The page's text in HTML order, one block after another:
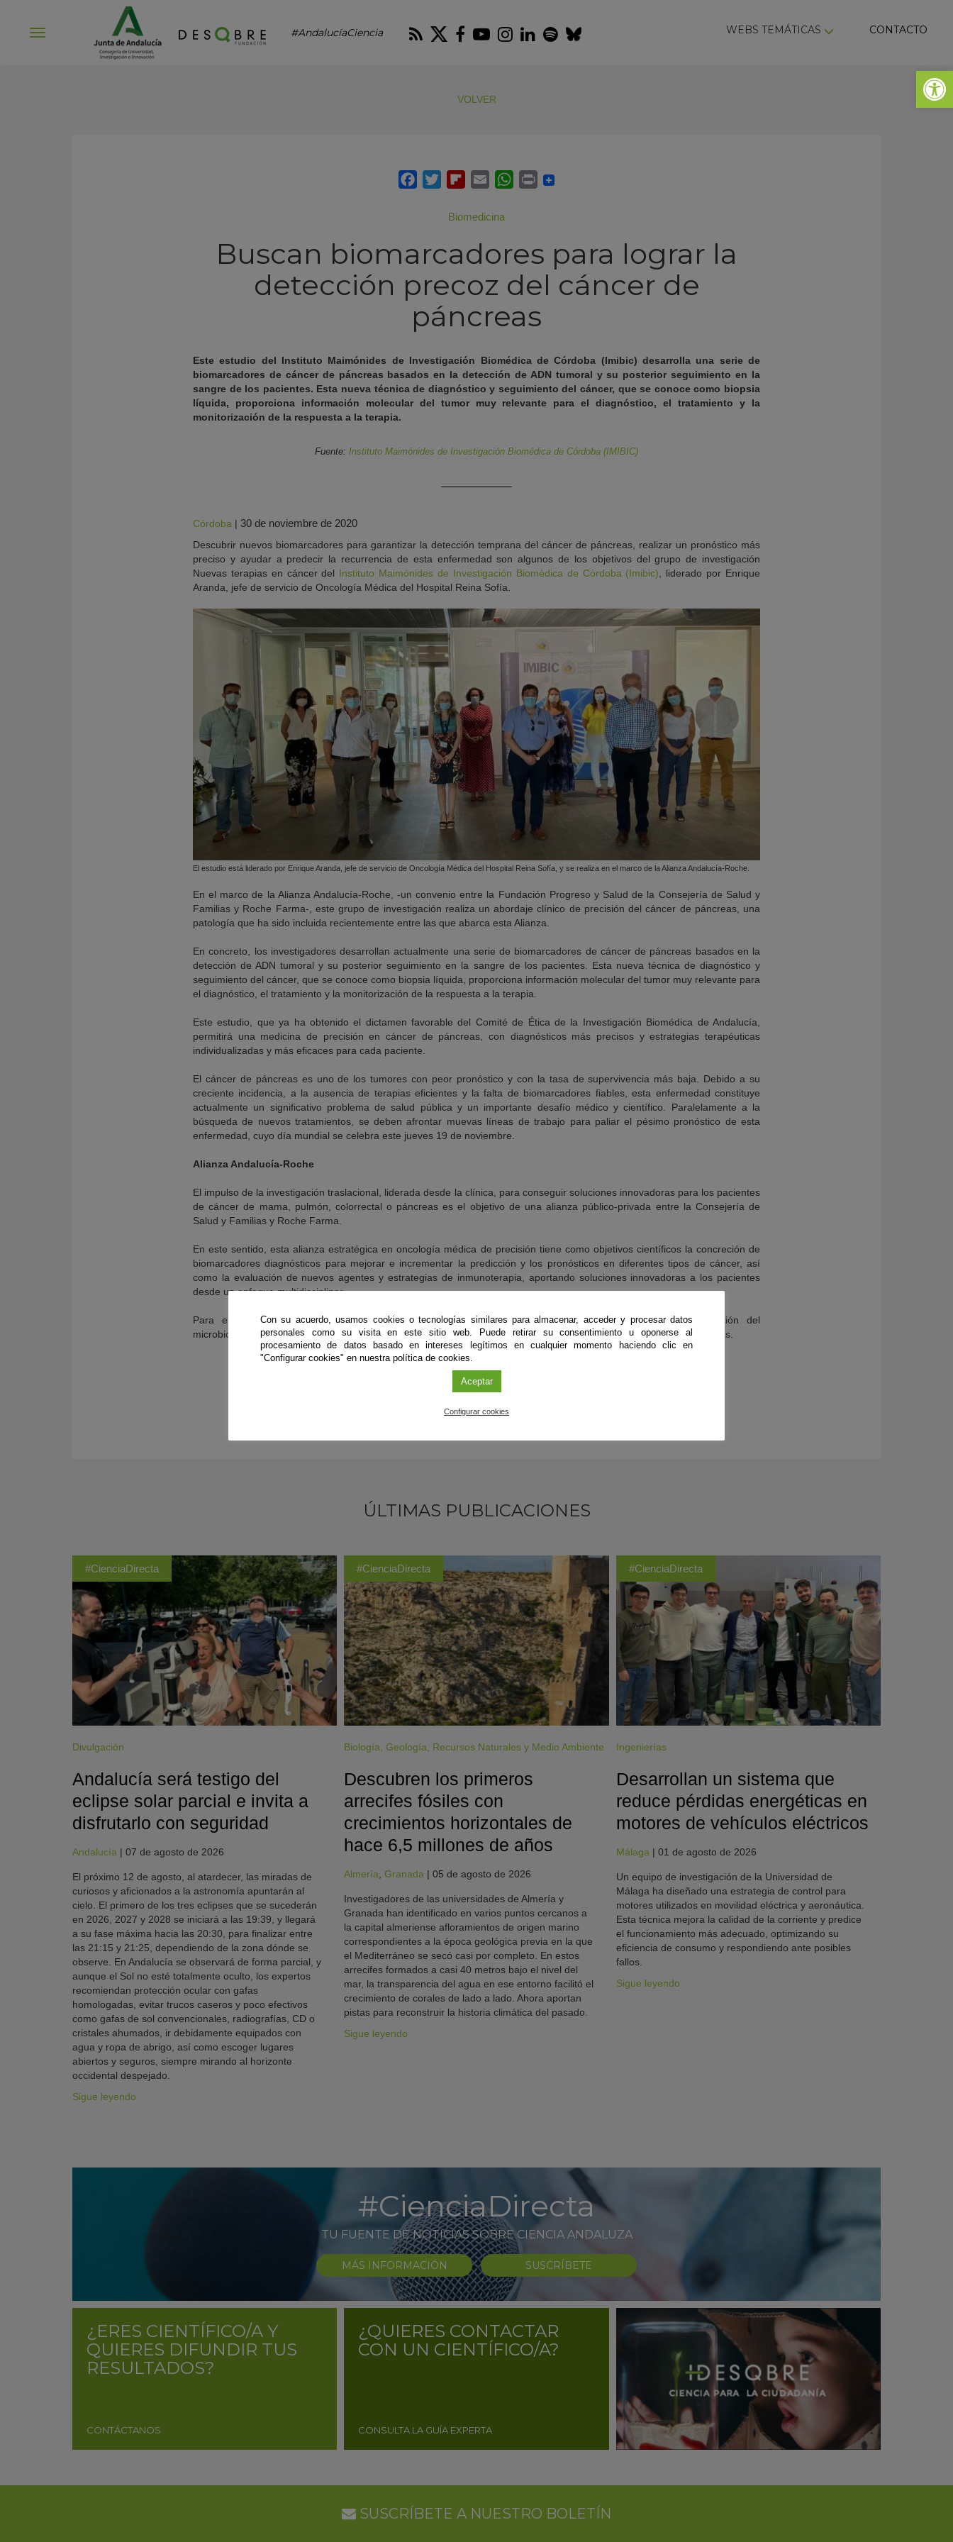
Abrir
#AndalucíaCiencia RSS Twitter
Facebook
Youtube
Instagram
LinkedIn
Spotify
Bluesky WEBS TEMÁTICAS CONTACTO
VOLVER
Biomedicina
Buscan biomarcadores para lograr la
detección precoz del cáncer de
páncreas
Este estudio del Instituto Maimónides de Investigación Biomédica de Córdoba (Imibic) desarrolla una serie de
biomarcadores de cáncer de páncreas basados en la detección de ADN tumoral y su posterior seguimiento en la
sangre de los pacientes. Esta nueva técnica de diagnóstico y seguimiento del cáncer, que se conoce como biopsia
líquida, proporciona información molecular del tumor muy relevante para el diagnóstico, el tratamiento y la
monitorización de la respuesta a la terapia.
Fuente: Instituto Maimónides de Investigación Biomédica de Córdoba (IMIBIC)
Córdoba | 30 de noviembre de 2020
Descubrir nuevos biomarcadores para garantizar la detección temprana del cáncer de páncreas, realizar un pronóstico más
preciso y ayudar a predecir la recurrencia de esta enfermedad son algunos de los objetivos del grupo de investigación
Nuevas terapias en cáncer del Instituto Maimónides de Investigación Biomédica de Córdoba (Imibic) , liderado por Enrique
Aranda, jefe de servicio de Oncología Médica del Hospital Reina Sofía.
El estudio está liderado por Enrique Aranda, jefe de servicio de Oncología Médica del Hospital Reina Sofía, y se realiza en el marco de la Alianza Andalucía-Roche.
En el marco de la Alianza Andalucía-Roche, -un convenio entre la Fundación Progreso y Salud de la Consejería de Salud y
Familias y Roche Farma-, este grupo de investigación realiza un abordaje clínico de precisión del cáncer de páncreas, una
patología que ha sido incluida recientemente entre las que abarca esta Alianza.
En concreto, los investigadores desarrollan actualmente una serie de biomarcadores de cáncer de páncreas basados en la
detección de ADN tumoral y su posterior seguimiento en la sangre de los pacientes. Esta nueva técnica de diagnóstico y
seguimiento del cáncer, que se conoce como biopsia líquida, proporciona información molecular del tumor muy relevante para
el diagnóstico, el tratamiento y la monitorización de la respuesta a la terapia.
Este estudio, que ya ha obtenido el dictamen favorable del Comité de Ética de la Investigación Biomédica de Andalucía,
permitirá una medicina de precisión en cáncer de páncreas, con diagnósticos más precisos y estrategias terapéuticas
individualizadas y más eficaces para cada paciente.
El cáncer de páncreas es uno de los tumores con peor pronóstico y con la tasa de supervivencia más baja. Debido a su
creciente incidencia, a la ausencia de terapias eficientes y la falta de biomarcadores fiables, esta enfermedad constituye
actualmente un significativo problema de salud pública y un importante desafío médico y científico. Paralelamente a la
búsqueda de nuevos tratamientos, se deben afrontar muevas líneas de trabajo para paliar el pésimo pronóstico de esta
enfermedad, cuyo día mundial se celebra este jueves 19 de noviembre.
Alianza Andalucía-Roche
El impulso de la investigación traslacional, liderada desde la clínica, para conseguir soluciones innovadoras para los pacientes
de cáncer de mama, pulmón, colorrectal o páncreas es el objetivo de una alianza público-privada entre la Consejería de
Salud y Familias y Roche Farma.
En este sentido, esta alianza estratégica en oncología médica de precisión tiene como objetivos científicos la concreción de
biomarcadores diagnósticos para mejorar e incrementar la predicción y los pronósticos en diferentes tipos de cáncer, así
como la evaluación de nuevos agentes y estrategias de inmunoterapia, aportando soluciones innovadoras a los pacientes
desde un enfoque multidisciplinar.
Para ello, desde la alianza se persigue la implementación de herramientas moleculares y la caracterización del
microbioma que ayude a mejorar los actuales métodos de diagnóstico y el desarrollo de nuevas plataformas preclínicas.
ÚLTIMAS PUBLICACIONES
#CienciaDirecta
Divulgación
Andalucía será testigo del
eclipse solar parcial e invita a
disfrutarlo con seguridad
Andalucía | 07 de agosto de 2026
El próximo 12 de agosto, al atardecer, las miradas de
curiosos y aficionados a la astronomía apuntarán al
cielo. El primero de los tres eclipses que se sucederán
en 2026, 2027 y 2028 se iniciará a las 19:39, y llegará
a su fase máxima hacia las 20:30, para finalizar entre
las 21:15 y 21:25, dependiendo de la zona dónde se
observe. En Andalucía se observará de forma parcial, y
aunque el Sol no esté totalmente oculto, los expertos
recomiendan protección ocular con gafas
homologadas, evitar trucos caseros y poco efectivos
como gafas de sol convencionales, radiografías, CD o
cristales ahumados, ir debidamente equipados con
agua y ropa de abrigo, así como escoger lugares
abiertos y seguros, siempre mirando al horizonte
occidental despejado.
Sigue leyendo
#CienciaDirecta
Biología ,Geología Recursos Naturales y Medio Ambiente
Descubren los primeros
arrecifes fósiles con
crecimientos horizontales de
hace 6,5 millones de años
Almería ,Granada |05 de agosto de 2026
Investigadores de las universidades de Almería y
Granada han identificado en varios puntos cercanos a
la capital almeriense afloramientos de origen marino
correspondientes a la época geológica previa en la que
el Mediterráneo se secó casi por completo. En estos
arrecifes formados a casi 40 metros bajo el nivel del
mar, la transparencia del agua en ese entorno facilitó el
crecimiento de corales de lado a lado. Ahora aportan
pistas para reconstruir la historia climática del pasado.
Sigue leyendo
#CienciaDirecta
Ingenierías
Desarrollan un sistema que
reduce pérdidas energéticas en
motores de vehículos eléctricos
Málaga | 01 de agosto de 2026
Un equipo de investigación de la Universidad de
Málaga ha diseñado una estrategia de control para
motores utilizados en movilidad eléctrica y aeronáutica.
Esta técnica mejora la calidad de la corriente y predice
el funcionamiento más adecuado, optimizando su
eficiencia de consumo y respondiendo ante posibles
fallos.
Sigue leyendo
#CienciaDirecta
TU FUENTE DE NOTICIAS SOBRE CIENCIA ANDALUZA
MÁS INFORMACIÓN SUSCRÍBETE
¿ERES CIENTÍFICO/A Y
QUIERES DIFUNDIR TUS
RESULTADOS?
CONTÁCTANOS
¿QUIERES CONTACTAR
CON UN CIENTÍFICO/A?
CONSULTA LA GUÍA EXPERTA
SUSCRÍBETE A NUESTRO BOLETÍN
Con su acuerdo, usamos cookies o tecnologías similares para almacenar, acceder y procesar datos
personales como su visita en este sitio web. Puede retirar su consentimiento u oponerse al
procesamiento de datos basado en intereses legítimos en cualquier momento haciendo clic en
"Configurar cookies" en nuestra política de cookies.
Aceptar
Configurar cookies